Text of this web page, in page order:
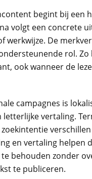
begint bij een
volgt een concrete
werkwijze. De
rol. Zo
ook wanneer de
campagnes is
letterlijke vertaling.
en vertaling helpen
behouden zonder
te publiceren.